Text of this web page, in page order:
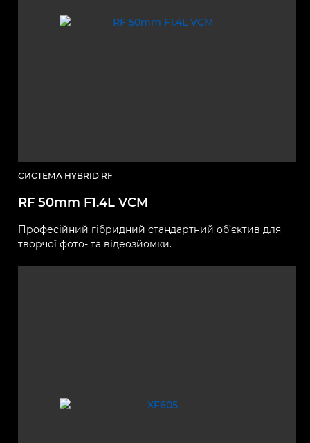
СИСТЕМА HYBRID RF
RF 50mm F1.4L VCM
Професійний гібридний стандартний об’єктив для
творчої фото- та відеозйомки.